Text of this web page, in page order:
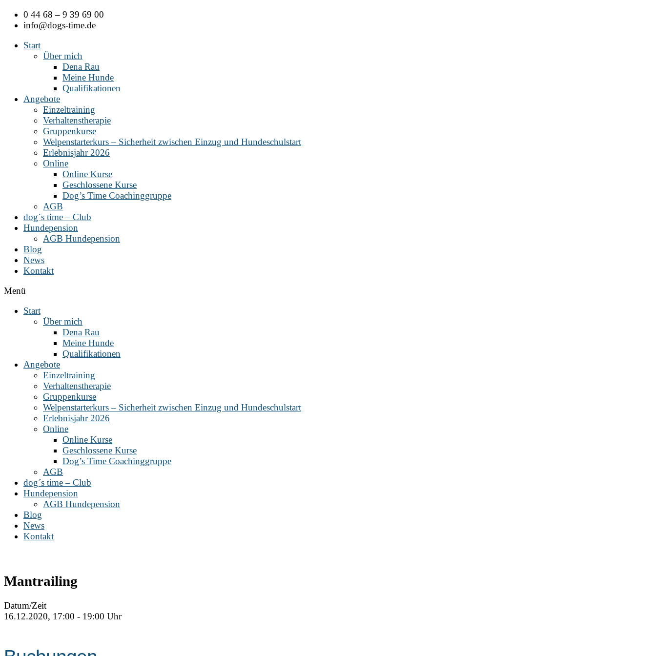
Zum
Inhalt
0 44 68 – 9 39 69 00
info@dogs-time.de
Start
Über mich
Dena Rau
Meine Hunde
Qualifikationen
Angebote
Einzeltraining
Verhaltenstherapie
Gruppenkurse
Welpenstarterkurs – Sicherheit zwischen Einzug und Hundeschulstart
Erlebnisjahr 2026
Online
Online Kurse
Geschlossene Kurse
Dog’s Time Coachinggruppe
AGB
dog´s time – Club
Hundepension
AGB Hundepension
Blog
News
Kontakt
Menü
Start
Über mich
Dena Rau
Meine Hunde
Qualifikationen
Angebote
Einzeltraining
Verhaltenstherapie
Gruppenkurse
Welpenstarterkurs – Sicherheit zwischen Einzug und Hundeschulstart
Erlebnisjahr 2026
Online
Online Kurse
Geschlossene Kurse
Dog’s Time Coachinggruppe
AGB
dog´s time – Club
Hundepension
AGB Hundepension
Blog
News
Kontakt
Mantrailing
Datum/Zeit
16.12.2020, 17:00 - 19:00 Uhr